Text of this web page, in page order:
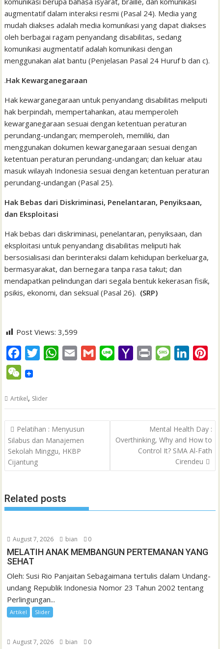
augmentatif dalam interaksi resmi (Pasal 24). Media yang
mudah diakses adalah media komunikasi yang dapat diakses
oleh berbagai ragam penyandang disabilitas, sedang
komunikasi augmentatif adalah komunikasi dengan
menggunakan alat bantu (Penjelasan Pasal 24 Huruf b dan c).
.Hak Kewarganegaraan
Hak kewarganegaraan untuk penyandang disabilitas meliputi
hak berpindah, mempertahankan, atau memperoleh
kewarganegaraan sesuai dengan ketentuan peraturan
perundang-undangan; memperoleh, memiliki, dan
menggunakan dokumen kewarganegaraan sesuai dengan
ketentuan peraturan perundang-undangan; dan keluar atau
masuk wilayah Indonesia sesuai dengan ketentuan peraturan
perundang-undangan (Pasal 25).
Hak Bebas dari Diskriminasi, Penelantaran, Penyiksaan,
dan Eksploitasi
Hak bebas dari diskriminasi, penelantaran, penyiksaan, dan
eksploitasi untuk penyandang disabilitas meliputi hak
bersosialisasi dan berinteraksi dalam kehidupan berkeluarga,
bermasyarakat, dan bernegara tanpa rasa takut; dan
mendapatkan pelindungan dari segala bentuk kekerasan fisik,
psikis, ekonomi, dan seksual (Pasal 26). (SRP)
Post Views: 3,599
a
e
b
o
o
k
t
t
e
r
W
s
A
p
p
l
G
l
o
a
l
t
M
a
g
e
e
d
I
n
e
r
e
s
t
W
C
a
t
Artikel, Slider
Post
navigation
Pelatihan : Menyusun
Silabus dan Manajemen
Sekolah Minggu, HKBP
Cijantung
Mental Health Day :
Overthinking, Why and How to
Control It? SMA Al-Fath
Cirendeu
Related posts
August 7, 2026 bian 0
MELATIH ANAK MEMBANGUN PERTEMANAN YANG
SEHAT
Oleh: Susi Rio Panjaitan Sebagaimana tertulis dalam Undang-
undang Republik Indonesia Nomor 23 Tahun 2002 tentang
Perlingungan...
Artikel Slider
August 7, 2026 bian 0